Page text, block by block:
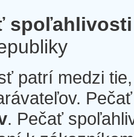
spoľahlivosti
patrí medzi
. Pečať